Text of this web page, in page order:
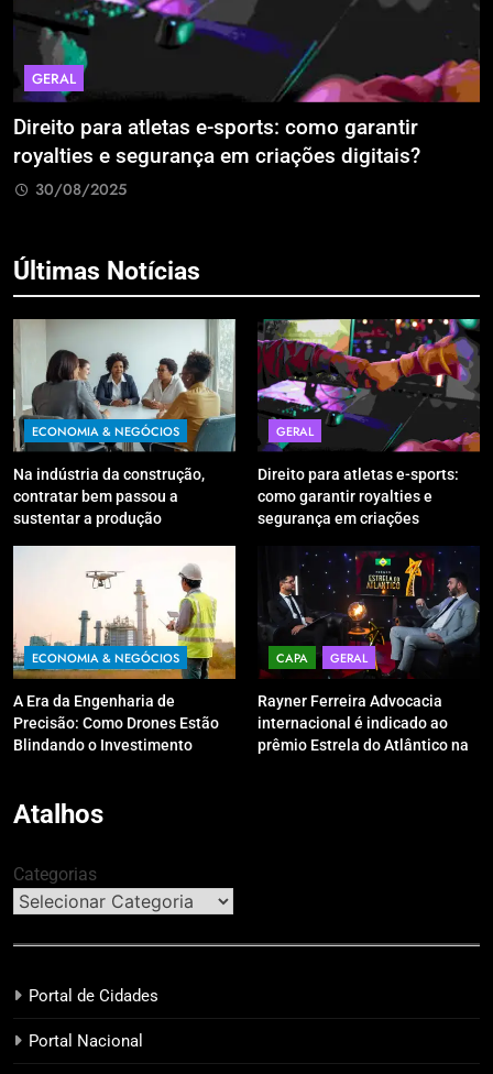
GERAL
Direito para atletas e-sports: como garantir
royalties e segurança em criações digitais?
30/08/2025
Últimas Notícias
ECONOMIA & NEGÓCIOS
Na indústria da construção,
contratar bem passou a
sustentar a produção
GERAL
Direito para atletas e-sports:
como garantir royalties e
segurança em criações
ECONOMIA & NEGÓCIOS
A Era da Engenharia de
Precisão: Como Drones Estão
Blindando o Investimento
CAPA GERAL
Rayner Ferreira Advocacia
internacional é indicado ao
prêmio Estrela do Atlântico na
Atalhos
Categorias
Portal de Cidades
Portal Nacional